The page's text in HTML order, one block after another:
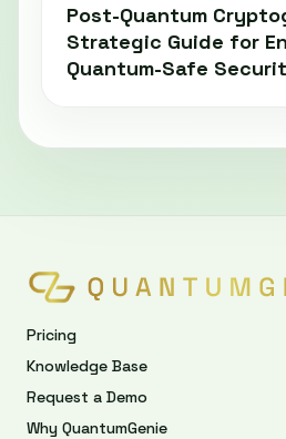
Post-Quantum
Strategic Guide for
Quantum-Safe
Pricing
Knowledge Base
Request a Demo
Why QuantumGenie